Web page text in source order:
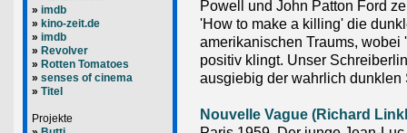
» imdb
» kino-zeit.de
» imdb
» Revolver
» Rotten Tomatoes
» senses of cinema
» Titel
Projekte
Powell und John Patton Ford
'How to make a killing' die
amerikanischen Traums,
positiv klingt. Unser
ausgiebig der wahrlich dunklen
Nouvelle Vague (Richard